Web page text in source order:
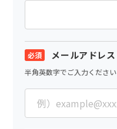
メールアドレス
半角英数字でご入力ください